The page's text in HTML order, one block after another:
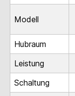
Modell
Hubraum
Leistung
Schaltung